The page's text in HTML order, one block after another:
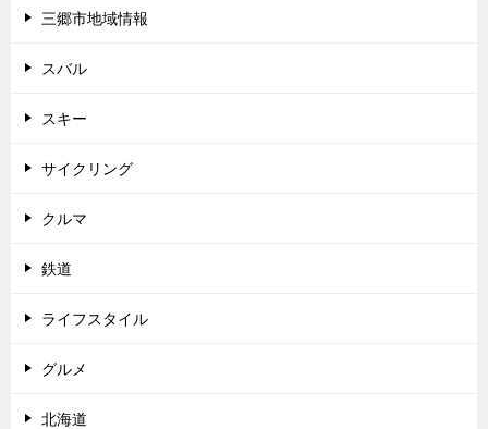
三郷市地域情報
スバル
スキー
サイクリング
クルマ
鉄道
ライフスタイル
グルメ
北海道